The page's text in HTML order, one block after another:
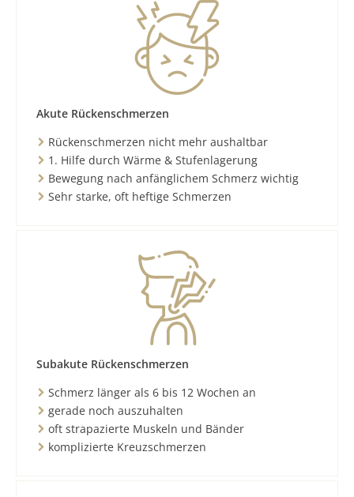
Akute Rückenschmerzen
Rückenschmerzen nicht mehr aushaltbar
1. Hilfe durch Wärme & Stufenlagerung
Bewegung nach anfänglichem Schmerz wichtig
Sehr starke, oft heftige Schmerzen
Subakute Rückenschmerzen
Schmerz länger als 6 bis 12 Wochen an
gerade noch auszuhalten
oft strapazierte Muskeln und Bänder
komplizierte Kreuzschmerzen